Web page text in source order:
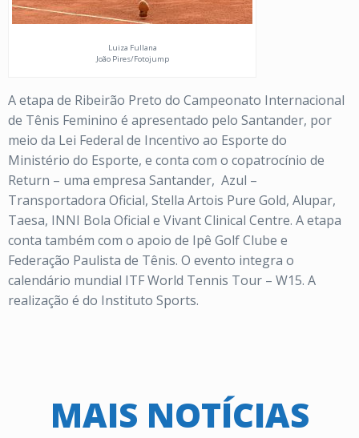
Luiza Fullana
João Pires/Fotojump
A etapa de Ribeirão Preto do Campeonato Internacional
de Tênis Feminino é apresentado pelo Santander, por
meio da Lei Federal de Incentivo ao Esporte do
Ministério do Esporte, e conta com o copatrocínio de
Return – uma empresa Santander, Azul –
Transportadora Oficial, Stella Artois Pure Gold, Alupar,
Taesa, INNI Bola Oficial e Vivant Clinical Centre. A etapa
conta também com o apoio de Ipê Golf Clube e
Federação Paulista de Tênis. O evento integra o
calendário mundial ITF World Tennis Tour – W15. A
realização é do Instituto Sports.
MAIS NOTÍCIAS